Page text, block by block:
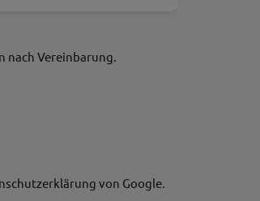
nach Vereinbarung.
von Google.